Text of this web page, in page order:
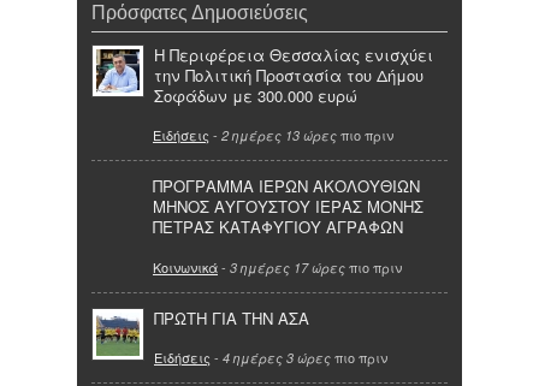
Πρόσφατες Δημοσιεύσεις
Η Περιφέρεια Θεσσαλίας ενισχύει
την Πολιτική Προστασία του Δήμου
Σοφάδων με 300.000 ευρώ
Ειδήσεις - 2 ημέρες 13 ώρες πιο πριν
ΠΡΟΓΡΑΜΜΑ ΙΕΡΩΝ ΑΚΟΛΟΥΘΙΩΝ
ΜΗΝΟΣ ΑΥΓΟΥΣΤΟΥ ΙΕΡΑΣ ΜΟΝΗΣ
ΠΕΤΡΑΣ ΚΑΤΑΦΥΓΙΟΥ ΑΓΡΑΦΩΝ
Κοινωνικά- 3 ημέρες 17 ώρες πιο πριν
ΠΡΩΤΗ ΓΙΑ ΤΗΝ ΑΣΑ
Ειδήσεις - 4 ημέρες 3 ώρες πιο πριν